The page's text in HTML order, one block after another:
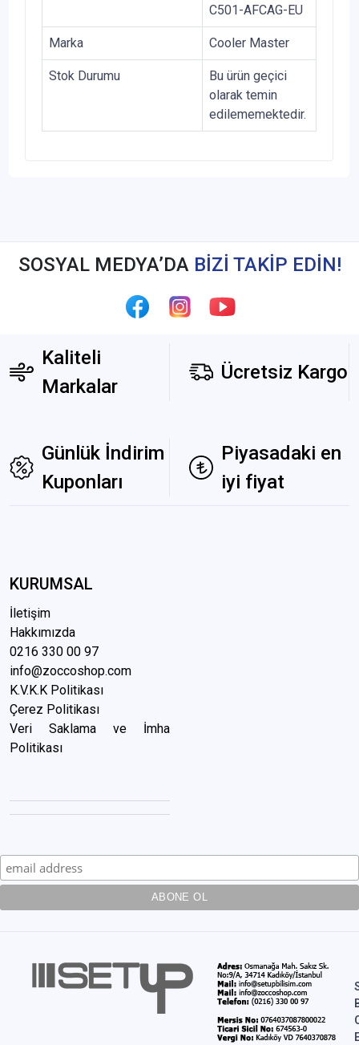
C501-AFCAG-EU
Marka Cooler Master
Stok Durumu
Bu ürün geçici
olarak temin
edilememektedir.
SOSYAL MEDYA’DA BİZİ TAKİP EDİN!
Kaliteli
Markalar
Ücretsiz Kargo
Günlük İndirim
Kuponları
Piyasadaki en
iyi fiyat
KURUMSAL
İletişim
Hakkımızda
0216 330 00 97
info@zoccoshop.com
K.V.K.K Politikası
Çerez Politikası
Veri Saklama ve İmha
Politikası